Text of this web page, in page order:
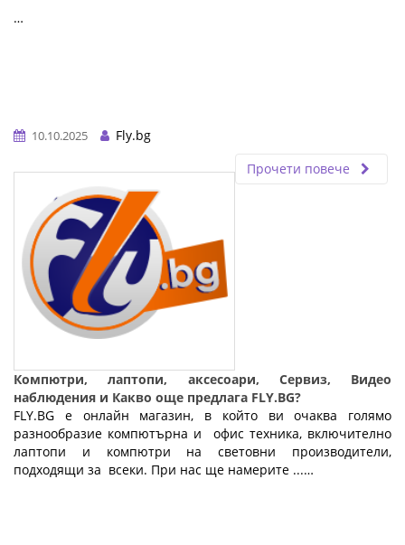
…
10.10.2025
Fly.bg
Прочети повече
Компютри, лаптопи, аксесоари, Сервиз, Видео
наблюдения и Какво още предлага FLY.BG?
FLY.BG е онлайн магазин, в който ви очаква голямо
разнообразие компютърна и офис техника, включително
лаптопи и компютри на световни производители,
подходящи за всеки. При нас ще намерите ...…